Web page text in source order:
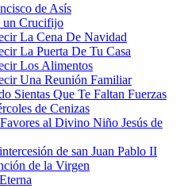
de Asís
un Crucifijo
La Cena De Navidad
La Puerta De Tu Casa
Los Alimentos
Una Reunión Familiar
Sientas Que Te Faltan Fuerzas
de Cenizas
al Divino Niño Jesús de
de san Juan Pablo II
de la Virgen